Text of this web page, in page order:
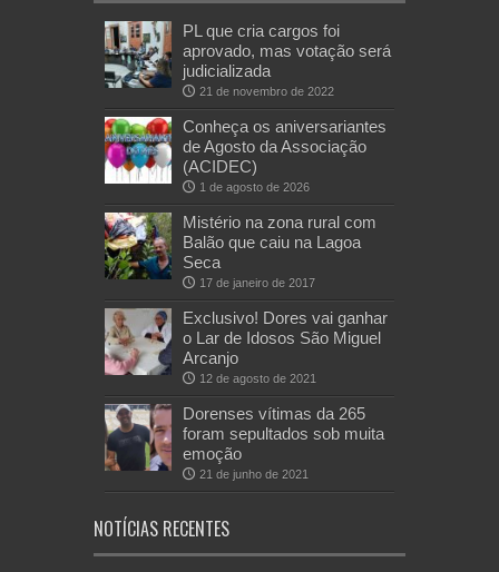
PL que cria cargos foi
aprovado, mas votação será
judicializada
21 de novembro de 2022
Conheça os aniversariantes
de Agosto da Associação
(ACIDEC)
1 de agosto de 2026
Mistério na zona rural com
Balão que caiu na Lagoa
Seca
17 de janeiro de 2017
Exclusivo! Dores vai ganhar
o Lar de Idosos São Miguel
Arcanjo
12 de agosto de 2021
Dorenses vítimas da 265
foram sepultados sob muita
emoção
21 de junho de 2021
NOTÍCIAS RECENTES